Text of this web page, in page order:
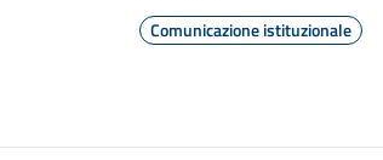
Comunicazione istituzionale